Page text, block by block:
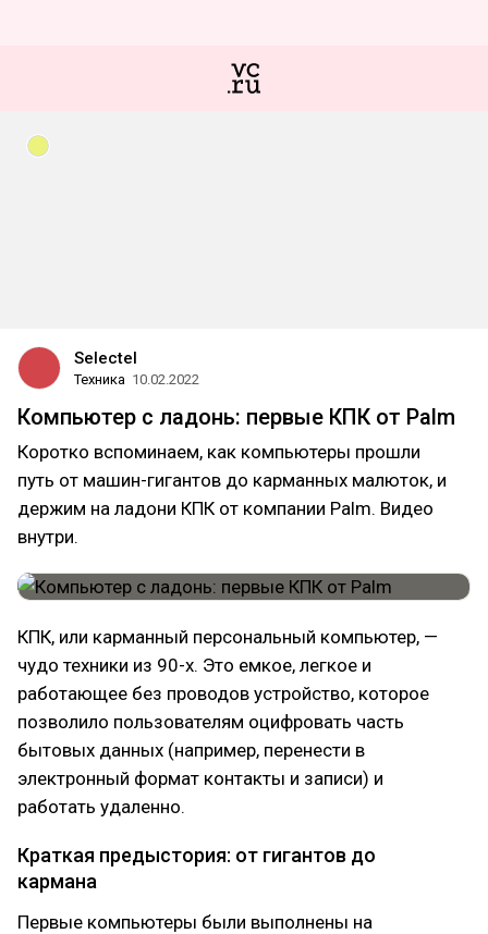
Selectel
Техника 10.02.2022
Компьютер с ладонь: первые КПК от Palm
Коротко вспоминаем, как компьютеры прошли
путь от машин-гигантов до карманных малюток, и
держим на ладони КПК от компании Palm. Видео
внутри.
КПК, или карманный персональный компьютер, —
чудо техники из 90-х. Это емкое, легкое и
работающее без проводов устройство, которое
позволило пользователям оцифровать часть
бытовых данных (например, перенести в
электронный формат контакты и записи) и
работать удаленно.
Краткая предыстория: от гигантов до
кармана
Первые компьютеры были выполнены на